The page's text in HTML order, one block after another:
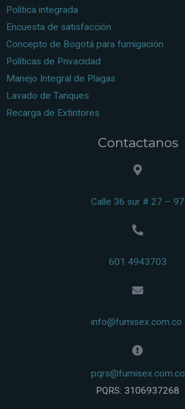
Política integrada
Encuesta de satisfacción
Concepto de Bogotá para fumigación
Políticas de Privacidad
Manejo Integral de Plagas
Lavado de Tanques
Recarga de Extintores
Contactanos
Calle 36 sur # 27 – 97
601 4943703
info@fumisex.com.co
pqrs@fumisex.com.co
PQRS: 3106937268